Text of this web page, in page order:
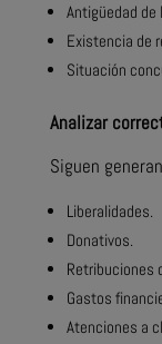
Antigüedad de
Existencia de
Situación
Analizar
Siguen
Liberalidades.
Donativos.
Retribuciones
Gastos
Atenciones a